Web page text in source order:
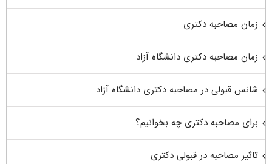
زمان مصاحبه دکتری
زمان مصاحبه دکتری دانشگاه آزاد
شانس قبولی در مصاحبه دکتری دانشگاه آزاد
برای مصاحبه دکتری چه بخوانیم؟
تاثیر مصاحبه در قبولی دکتری